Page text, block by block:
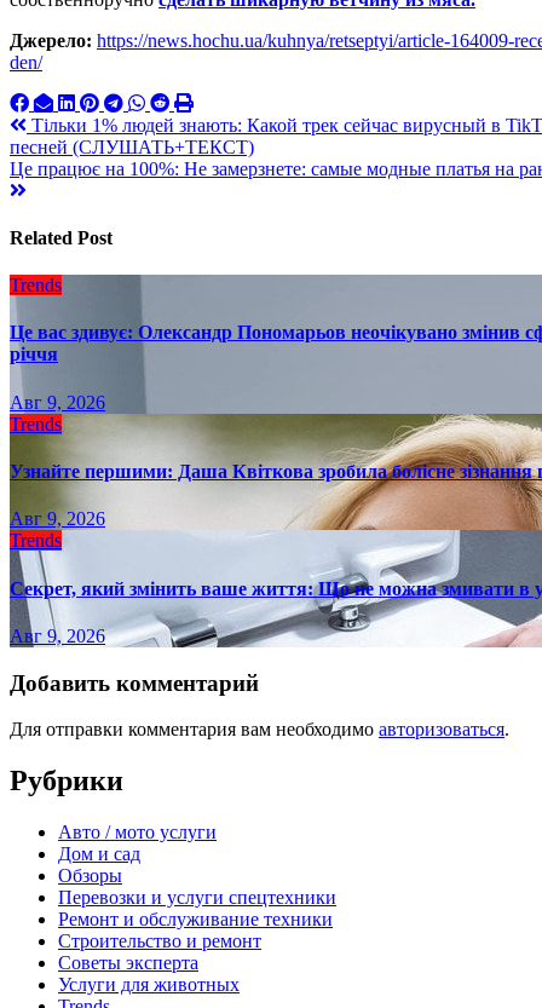
Джерело: https://news.hochu.ua/kuhnya/retseptyi/article-164009-
den/
Навигация
по
записям
Тільки 1% людей знають: Какой трек сейчас вирусный в
песней (СЛУШАТЬ+ТЕКСТ)
Це працює на 100%: Не замерзнете: самые модные платья на
Related Post
Trends
Це вас здивує: Олександр Пономарьов неочікувано змінив
річчя
Авг 9, 2026
Trends
Узнайте першими: Даша Квіткова зробила болісне
Авг 9, 2026
Trends
Секрет, який змінить ваше життя: Що не можна змивати в
Авг 9, 2026
Добавить комментарий
Для отправки комментария вам необходимо авторизоваться.
Рубрики
Авто / мото услуги
Дом и сад
Обзоры
Перевозки и услуги спецтехники
Ремонт и обслуживание техники
Строительство и ремонт
Советы эксперта
Услуги для животных